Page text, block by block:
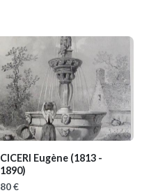
CICERI Eugène (1813 -
1890)
80 €